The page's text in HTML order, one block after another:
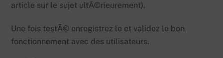
article sur le sujet ultÃ©rieurement).
Une fois testÃ© enregistrez le et validez le bon
fonctionnement avec des utilisateurs.